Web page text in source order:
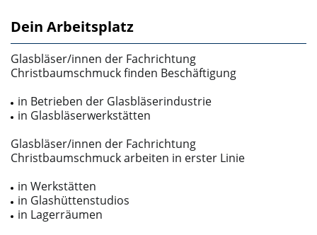
Dein Arbeitsplatz
Glasbläser/innen der Fachrichtung
Christbaumschmuck finden Beschäftigung
in Betrieben der Glasbläserindustrie
in Glasbläserwerkstätten
Glasbläser/innen der Fachrichtung
Christbaumschmuck arbeiten in erster Linie
in Werkstätten
in Glashüttenstudios
in Lagerräumen